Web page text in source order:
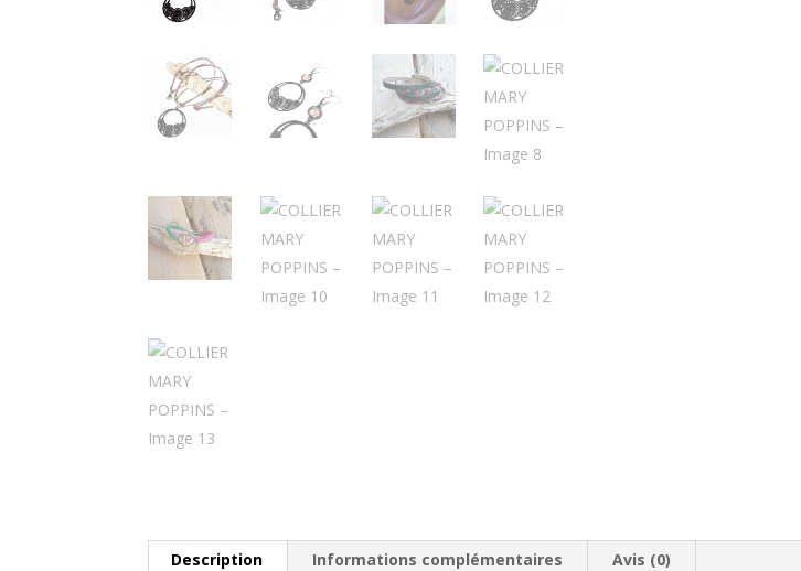
Description Informations complémentaires Avis (0)